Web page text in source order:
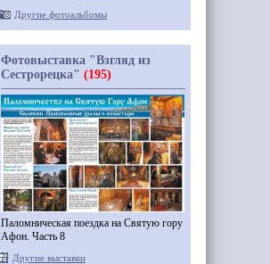
Другие фотоальбомы
Фотовыставка "Взгляд из
Сестрорецка" (195)
Паломническая поездка на Святую гору
Афон. Часть 8
Другие выставки